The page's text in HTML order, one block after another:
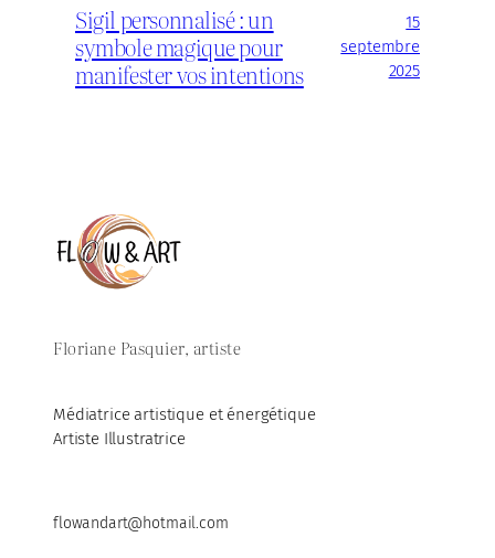
Sigil personnalisé : un
symbole magique pour
manifester vos intentions
15
septembre
2025
Floriane Pasquier, artiste
Médiatrice artistique et énergétique
Artiste Illustratrice
flowandart@hotmail.com